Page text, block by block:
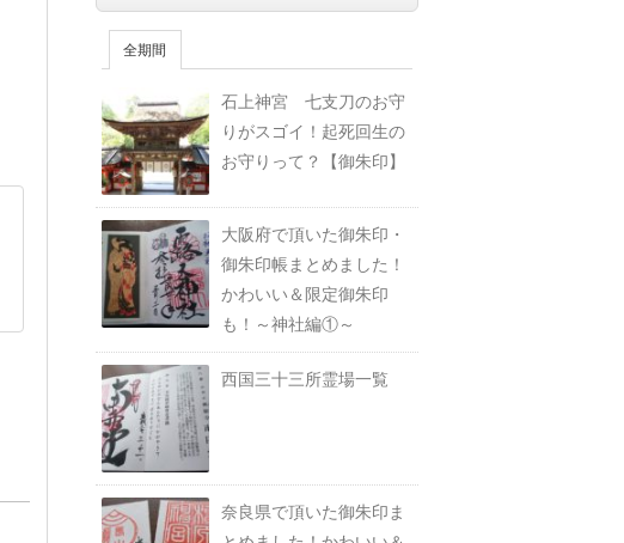
全期間
石上神宮 七支刀のお守
りがスゴイ！起死回生の
お守りって？【御朱印】
大阪府で頂いた御朱印・
御朱印帳まとめました！
かわいい＆限定御朱印
も！～神社編①～
西国三十三所霊場一覧
奈良県で頂いた御朱印ま